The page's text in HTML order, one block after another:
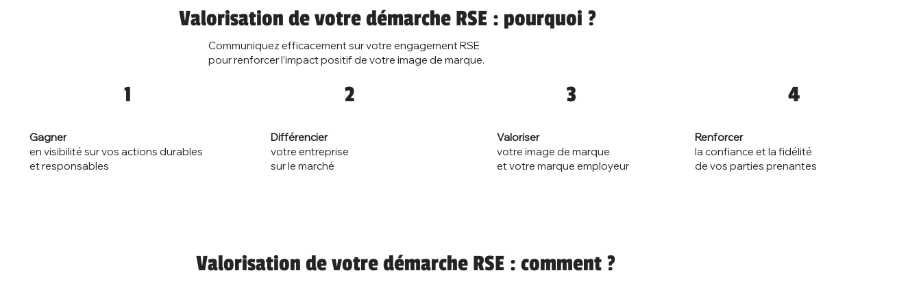
Communiquez efficacement sur votre engagement RSE
pour renforcer l’impact positif de votre image de marque.
Valorisation de votre démarche RSE : pourquoi ?
Gagner
en visibilité sur vos actions durables
et responsables
1
Différencier
votre entreprise
sur le marché
2
Valoriser
votre image de marque
et votre marque employeur
3
Renforcer
la confiance et la fidélité
de vos parties prenantes
4
Valorisation de votre démarche RSE : comment ?